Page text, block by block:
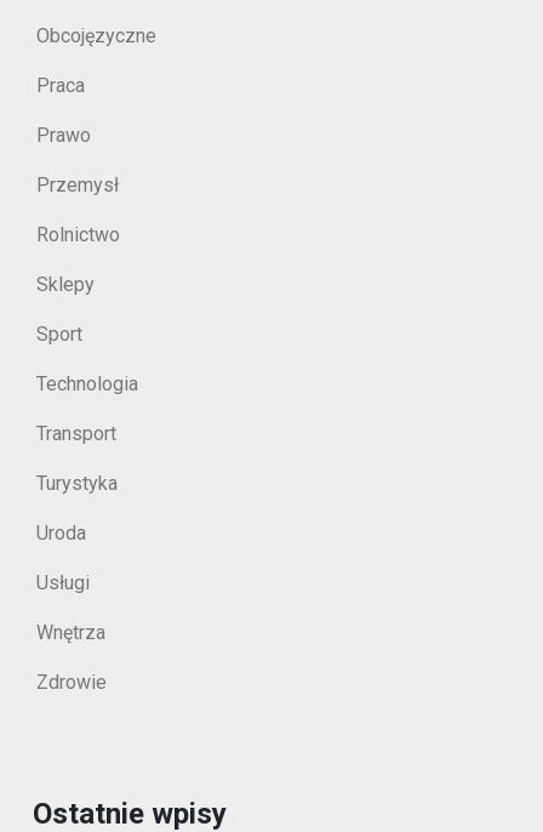
Obcojęzyczne
Praca
Prawo
Przemysł
Rolnictwo
Sklepy
Sport
Technologia
Transport
Turystyka
Uroda
Usługi
Wnętrza
Zdrowie
Ostatnie wpisy